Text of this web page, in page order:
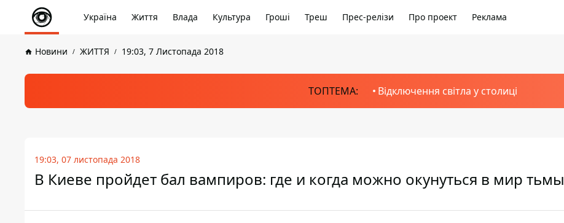
Україна Життя Влада Культура Гроші Треш Прес-релізи Про проект Реклама
Новини ЖИТТЯ 19:03, 7 Листопада 2018
ТОПТЕМА: Відключення світла у столиці
19:03, 07 листопада 2018
В Киеве пройдет бал вампиров: где и когда можно окунуться в мир тьмы